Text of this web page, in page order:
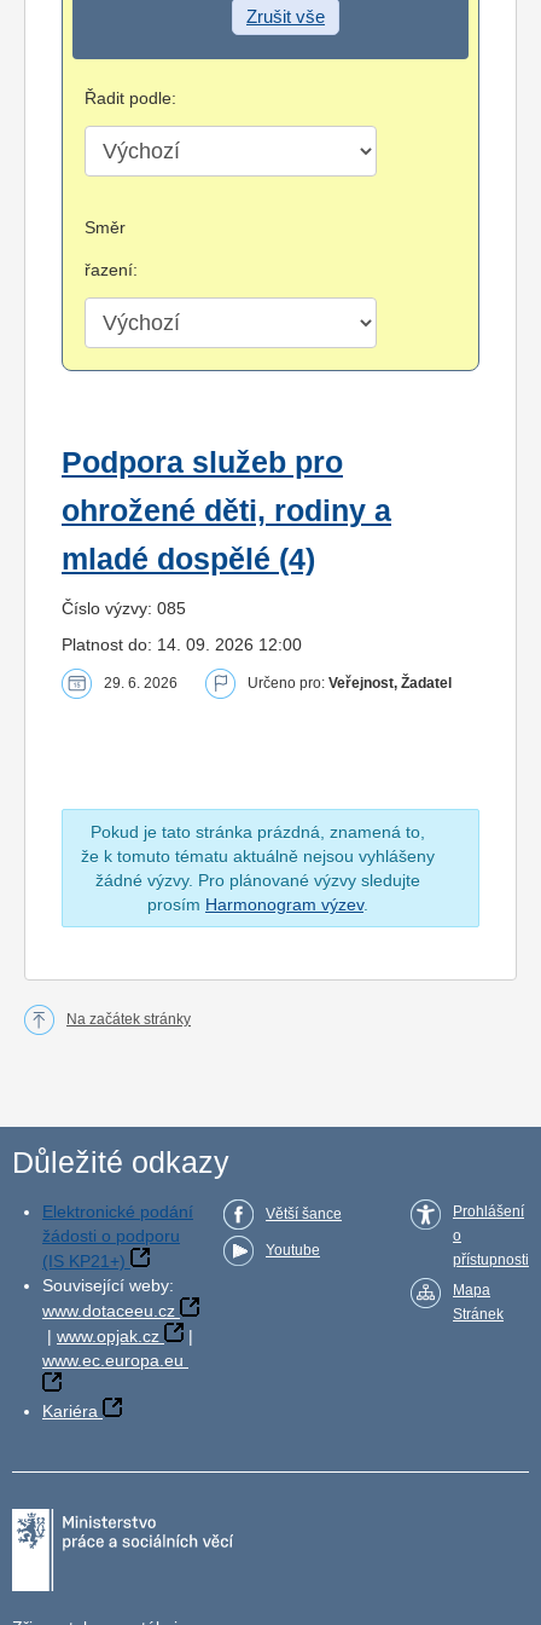
Zrušit vše
Řadit podle:
Směr
řazení:
Podpora služeb pro
ohrožené děti, rodiny a
mladé dospělé (4)
Číslo výzvy: 085
Platnost do: 14. 09. 2026 12:00
29. 6. 2026 Určeno pro: Veřejnost, Žadatel
Pokud je tato stránka prázdná, znamená to,
že k tomuto tématu aktuálně nejsou vyhlášeny
žádné výzvy. Pro plánované výzvy sledujte
prosím Harmonogram výzev.
Na začátek stránky
Důležité odkazy
Elektronické podání
žádosti o podporu
(IS KP21+)
Související weby:
www.dotaceeu.cz
| www.opjak.cz
|
www.ec.europa.eu
Kariéra
Větší šance
Youtube
Prohlášení
o
přístupnosti
Mapa
Stránek